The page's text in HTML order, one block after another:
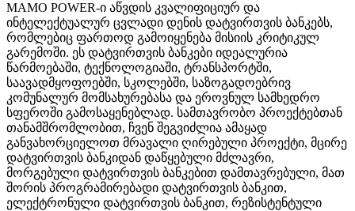
MAMO POWER-ი აწვდის კვალიფიციურ და
ინტელექტუალურ ცვლადი დენის დატვირთვის ბანკებს,
რომლებიც ფართოდ გამოიყენება მისიის კრიტიკულ
გარემოში. ეს დატვირთვის ბანკები იდეალურია
წარმოებაში, ტექნოლოგიაში, ტრანსპორტში,
საავადმყოფოებში, სკოლებში, საზოგადოებრივ
კომუნალურ მომსახურებასა და ეროვნულ სამხედრო
სფეროში გამოსაყენებლად. სამთავრობო პროექტებთან
თანამშრომლობით, ჩვენ შეგვიძლია ამაყად
განვახორციელოთ მრავალი ღირებული პროექტი, მცირე
დატვირთვის ბანკიდან დაწყებული მძლავრი,
მორგებული დატვირთვის ბანკებით დამთავრებული, მათ
შორის პროგრამირებადი დატვირთვის ბანკით,
ელექტრონული დატვირთვის ბანკით, რეზისტენტული